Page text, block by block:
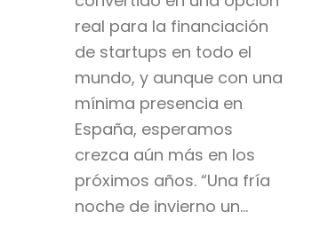
real para la financiación
de startups en todo el
mundo, y aunque con una
mínima presencia en
España, esperamos
crezca aún más en los
próximos años. “Una fría
noche de invierno un…